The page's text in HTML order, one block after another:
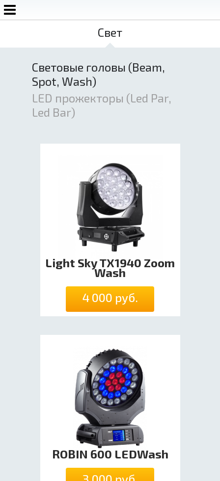
Аренда экранов, звука, света, сцены
+7 920 752-52-22 +7 (4872) 79-01-09
Свет
Световые головы (Beam,
Spot, Wash)
LED прожекторы (Led Par,
Led Bar)
Light Sky TX1940 Zoom
Wash
4 000 руб.
ROBIN 600 LEDWash